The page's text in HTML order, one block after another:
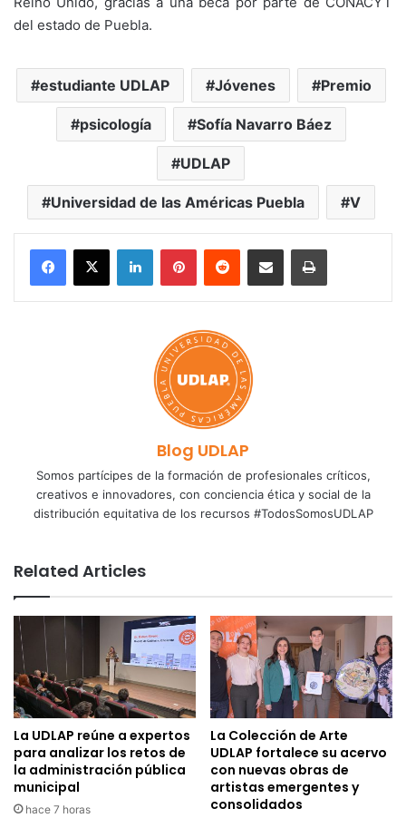
del estado de Puebla.
estudiante UDLAP Jóvenes Premio
psicología Sofía Navarro Báez
UDLAP
Universidad de las Américas Puebla V
LinkedInPinterestReddit Share via Email Print
Blog UDLAP
Somos partícipes de la formación de profesionales críticos,
creativos e innovadores, con conciencia ética y social de la
distribución equitativa de los recursos #TodosSomosUDLAP
Related Articles
La UDLAP reúne a expertos
para analizar los retos de
la administración pública
municipal
hace 7 horas
La Colección de Arte
UDLAP fortalece su acervo
con nuevas obras de
artistas emergentes y
consolidados